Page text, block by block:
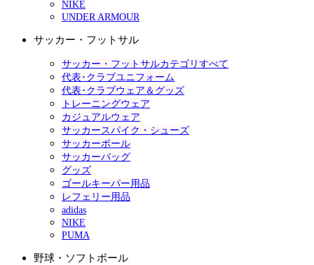
NIKE
UNDER ARMOUR
サッカー・フットサル
サッカー・フットサルカテゴリすべて
代表･クラブユニフォーム
代表･クラブウェア＆グッズ
トレーニングウェア
カジュアルウェア
サッカースパイク・シューズ
サッカーボール
サッカーバッグ
グッズ
ゴールキーパー用品
レフェリー用品
adidas
NIKE
PUMA
野球・ソフトボール